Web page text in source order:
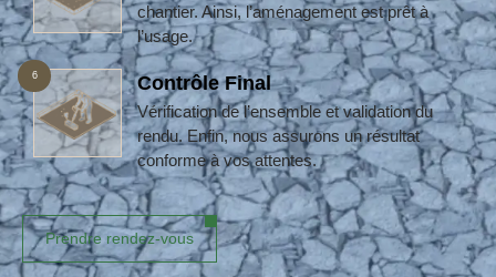
chantier. Ainsi, l’aménagement est prêt à
l’usage.
6 Contrôle Final
Vérification de l’ensemble et validation du
rendu. Enfin, nous assurons un résultat
conforme à vos attentes.
Prendre rendez-vous